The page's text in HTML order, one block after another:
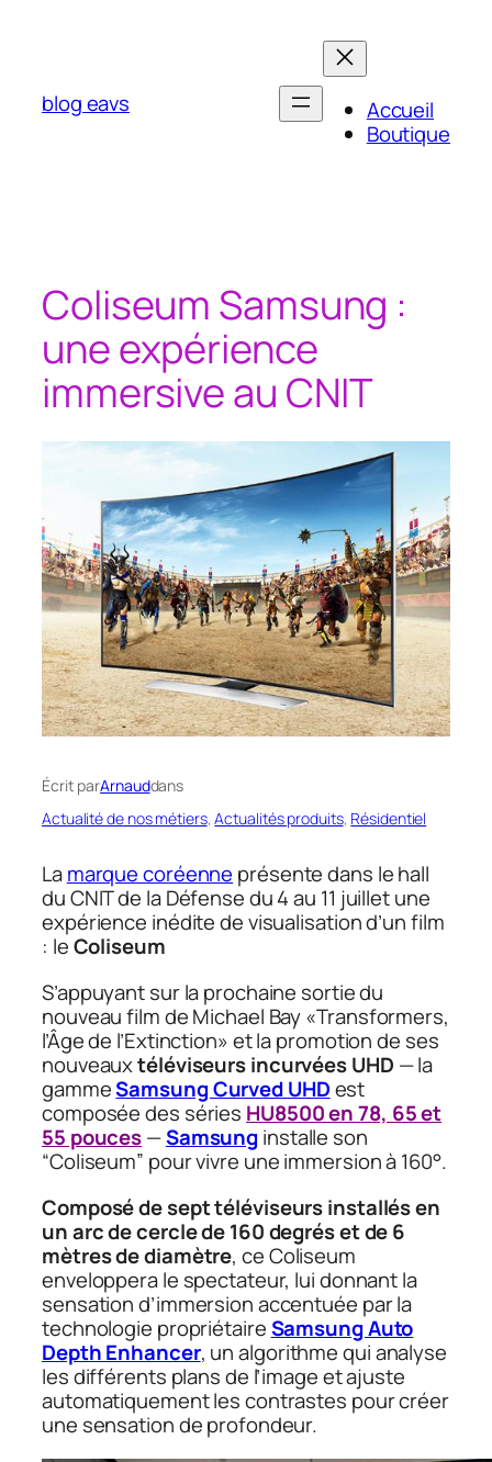
blog eavs
Accueil
Boutique
Coliseum Samsung :
une expérience
immersive au CNIT
Écrit parArnauddans
Actualité de nos métiers, Actualités produits, Résidentiel
Lamarque coréenne présente dans le hall
du CNIT de la Défense du 4 au 11 juillet une
expérience inédite de visualisation d’un film
: leColiseum
S’appuyant sur la prochaine sortie du
nouveau film de Michael Bay«Transformers,
l’Âge de l’Extinction»et la promotion de ses
nouveauxtéléviseurs incurvées UHD — la
gammeSamsung Curved UHDest
composée des séries HU8500 en 78, 65 et
55 pouces—Samsunginstalle son
“Coliseum” pour vivre une immersion à 160°.
Composé de sept téléviseurs installés en
un arc de cercle de 160 degrés et de 6
mètres de diamètre, ce Coliseum
enveloppera le spectateur, lui donnant la
sensation d’immersion accentuée par la
technologie propriétaireSamsung Auto
Depth Enhancer, un algorithme qui analyse
les différents plans de l’image et ajuste
automatiquement les contrastes pour créer
une sensation de profondeur.